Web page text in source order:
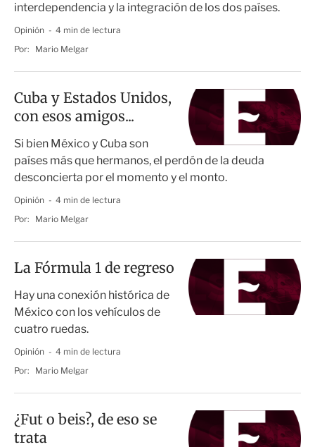
interdependencia y la integración de los dos países.
Opinión
4 min de lectura
Por:
Mario Melgar
Cuba y Estados Unidos,
con esos amigos...
Si bien México y Cuba son
países más que hermanos, el perdón de la deuda
desconcierta por el momento y el monto.
Opinión
4 min de lectura
Por:
Mario Melgar
La Fórmula 1 de regreso
Hay una conexión histórica de
México con los vehículos de
cuatro ruedas.
Opinión
4 min de lectura
Por:
Mario Melgar
¿Fut o beis?, de eso se
trata